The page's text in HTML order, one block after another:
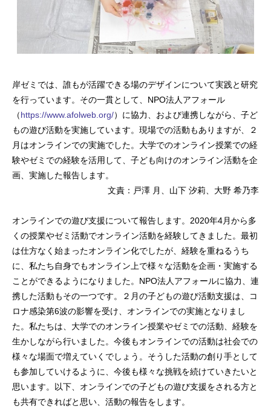
岸ゼミでは、誰もが活躍できる場のデザインについて実践と研究
を行っています。その一貫として、NPO法人アフォール
（https://www.afolweb.org/）に協力、および連携しながら、子ど
もの遊び活動を実施しています。現場での活動もありますが、２
月はオンラインでの実施でした。大学でのオンライン授業での経
験やゼミでの経験を活用して、子ども向けのオンライン活動を企
画、実施した報告します。
文責：戸澤 月、山下 汐莉、大野 希乃李
オンラインでの遊び支援について報告します。2020年4月から多
くの授業やゼミ活動でオンライン活動を経験してきました。最初
は仕方なく始まったオンライン化でしたが、経験を重ねるうち
に、私たち自身でもオンライン上で様々な活動を企画・実施する
ことができるようになりました。NPO法人アフォールに協力、連
携した活動もその一つです。２月の子どもの遊び活動支援は、コ
ロナ感染第6波の影響を受け、オンラインでの実施となりまし
た。私たちは、大学でのオンライン授業やゼミでの活動、経験を
生かしながら行いました。今後もオンラインでの活動は社会での
様々な場面で増えていくでしょう。そうした活動の創り手として
も参加していけるように、今後も様々な挑戦を続けていきたいと
思います。以下、オンラインでの子どもの遊び支援をされる方と
も共有できればと思い、活動の報告をします。